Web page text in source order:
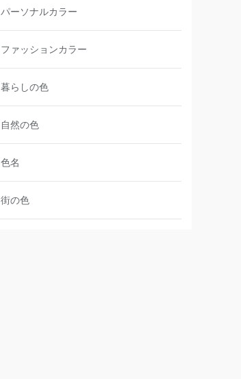
パーソナルカラー
ファッションカラー
暮らしの色
自然の色
色名
街の色